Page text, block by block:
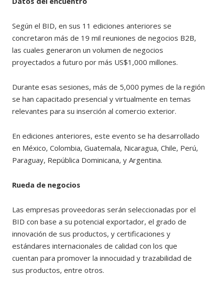
Según el BID, en sus 11 ediciones anteriores se
concretaron más de 19 mil reuniones de negocios B2B,
las cuales generaron un volumen de negocios
proyectados a futuro por más US$1,000 millones.
Durante esas sesiones, más de 5,000 pymes de la región
se han capacitado presencial y virtualmente en temas
relevantes para su inserción al comercio exterior.
En ediciones anteriores, este evento se ha desarrollado
en México, Colombia, Guatemala, Nicaragua, Chile, Perú,
Paraguay, República Dominicana, y Argentina.
Rueda de negocios
Las empresas proveedoras serán seleccionadas por el
BID con base a su potencial exportador, el grado de
innovación de sus productos, y certificaciones y
estándares internacionales de calidad con los que
cuentan para promover la innocuidad y trazabilidad de
sus productos, entre otros.